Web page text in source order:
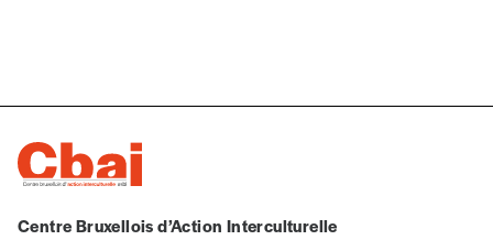
Centre Bruxellois d’Action Interculturelle